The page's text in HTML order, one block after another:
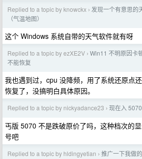
Replied to a topic by knowckx › 发现一个有意思的
（气温地图）
这个 Windows 系统自带的天气软件就有呀
Replied to a topic by ezXE2V › Win11 不明原因卡
不能恢复
我也遇到过，cpu 没降频，用了系统还原点
恢复了，没搞明白具体原因。
Replied to a topic by nickyadance23 › 现在入
丐版 5070 不是跌破原价了吗，这种档次的
号吧
Replied to a topic by hldingyetian › 推广一下我做